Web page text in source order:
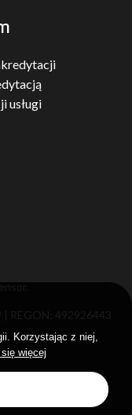
usługi
REGON: 492926443
Korzystając z niej,
więcej